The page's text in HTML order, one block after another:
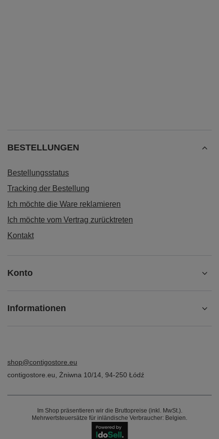
BESTELLUNGEN
Bestellungsstatus
Tracking der Bestellung
Ich möchte die Ware reklamieren
Ich möchte vom Vertrag zurücktreten
Kontakt
Konto
Informationen
shop@contigostore.eu
contigostore.eu
Żniwna 10/14 94-250 Łódź
Im Shop präsentieren wir die Bruttopreise (inkl. MwSt.).
Mehrwertsteuersätze für inländische Verbraucher: Belgien.